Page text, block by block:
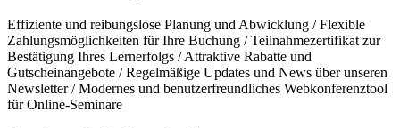
Effiziente und reibungslose Planung und Abwicklung / Flexible
Zahlungsmöglichkeiten für Ihre Buchung / Teilnahmezertifikat zur
Bestätigung Ihres Lernerfolgs / Attraktive Rabatte und
Gutscheinangebote / Regelmäßige Updates und News über unseren
Newsletter / Modernes und benutzerfreundliches Webkonferenztool
für Online-Seminare